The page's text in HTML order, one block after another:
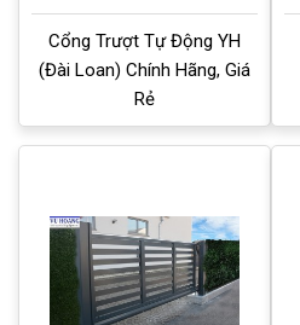
Cổng Trượt Tự Động YH
(Đài Loan) Chính Hãng, Giá
Rẻ